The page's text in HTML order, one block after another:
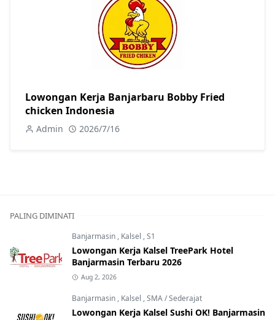
Lowongan Kerja Banjarbaru Bobby Fried
chicken Indonesia
Admin 2026/7/16
PALING DIMINATI
Banjarmasin , Kalsel ,S1
Lowongan Kerja Kalsel TreePark Hotel
Banjarmasin Terbaru 2026
Aug 2, 2026
Banjarmasin , Kalsel ,SMA / Sederajat
Lowongan Kerja Kalsel Sushi OK! Banjarmasin